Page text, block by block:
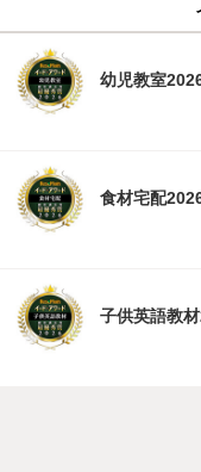
幼児教室
食材宅配
子供英語教